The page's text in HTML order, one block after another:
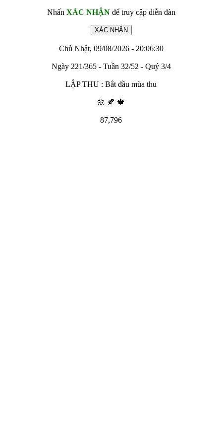
Nhấn XÁC NHẬNđể truy cập diễn đàn
Chủ Nhật, 09/08/2026 - 20:06:30
Ngày 221/365 - Tuần 32/52 - Quý 3/4
LẬP THU : Bắt đầu mùa thu
🌼 🍂 🍁
87,796